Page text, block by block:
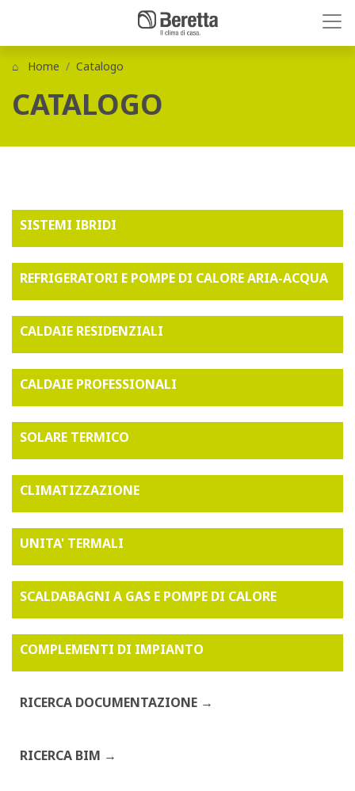
Home Catalogo
CATALOGO
SISTEMI IBRIDI
REFRIGERATORI E POMPE DI CALORE ARIA-ACQUA
CALDAIE RESIDENZIALI
CALDAIE PROFESSIONALI
SOLARE TERMICO
CLIMATIZZAZIONE
UNITA' TERMALI
SCALDABAGNI A GAS E POMPE DI CALORE
COMPLEMENTI DI IMPIANTO
RICERCA DOCUMENTAZIONE
RICERCA BIM